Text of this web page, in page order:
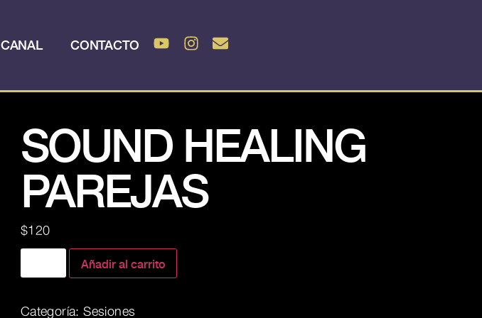
CANAL CONTACTO
SOUND HEALING
PAREJAS
$120
Añadir al carrito
Categoría:Sesiones